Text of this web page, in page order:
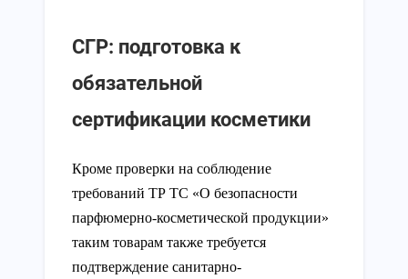
СГР: подготовка к
обязательной
сертификации косметики
Кроме проверки на соблюдение
требований ТР ТС «О безопасности
парфюмерно-косметической продукции»
таким товарам также требуется
подтверждение санитарно-